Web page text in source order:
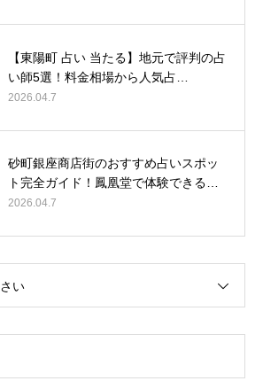
【東陽町 占い 当たる】地元で評判の占
い師5選！料金相場から人気占…
2026.04.7
砂町銀座商店街のおすすめ占いスポッ
ト完全ガイド！鳳凰堂で体験できる…
2026.04.7
い